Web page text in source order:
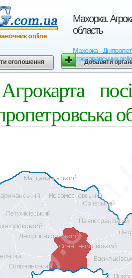
Махорка.
область
Махорка -
агросправочник
online
оголошення Добавити